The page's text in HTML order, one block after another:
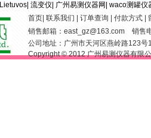
Lietuvos| 流变仪| 广州易测仪器网| waco测罐仪
首页 联系我们 订单查询 付款方式
销售邮箱： east_gz@163.com 销售
公司地址：广州市天河区燕岭路123
Copyright © 2012 广州易测仪器有限